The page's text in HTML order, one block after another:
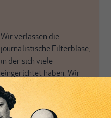
Wir verlassen die
journalistische Filterblase,
in der sich viele
eingerichtet haben. Wir
öffnen Fenster und
bringen frische Luft in die
engen und verstaubten